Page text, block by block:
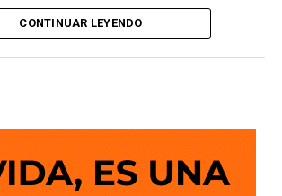
y centros de población que buscan
redes de agua potable y drenaje.
CONTINUAR LEYENDO